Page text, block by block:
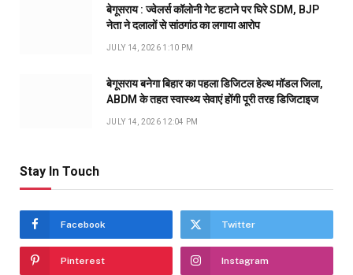
बेगूसराय : ज्वेलर्स कॉलोनी गेट हटाने पर घिरे SDM, BJP
नेता ने दलालों से सांठगांठ का लगाया आरोप
JULY 14, 2026 1:10 PM
बेगूसराय बनेगा बिहार का पहला डिजिटल हेल्थ मॉडल जिला,
ABDM के तहत स्वास्थ्य सेवाएं होंगी पूरी तरह डिजिटाइज
JULY 14, 2026 12:04 PM
Stay In Touch
Facebook Twitter
Pinterest Instagram